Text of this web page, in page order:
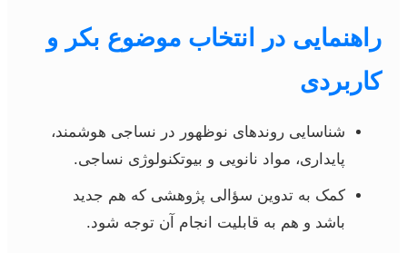
راهنمایی در انتخاب موضوع بکر و
کاربردی
شناسایی روندهای نوظهور در نساجی هوشمند،
پایداری، مواد نانویی و بیوتکنولوژی نساجی.
کمک به تدوین سؤالی پژوهشی که هم جدید
باشد و هم به قابلیت انجام آن توجه شود.